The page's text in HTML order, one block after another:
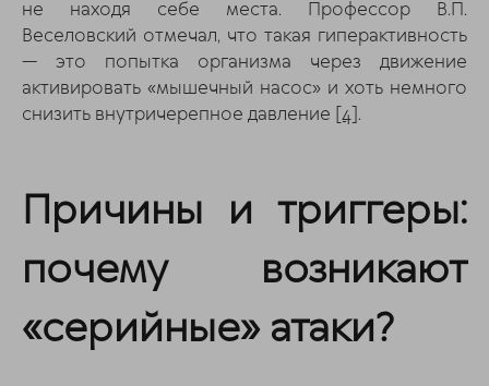
не находя себе места. Профессор В.П.
Веселовский отмечал, что такая гиперактивность
— это попытка организма через движение
активировать «мышечный насос» и хоть немного
снизить внутричерепное давление [4].
Причины и триггеры:
почему возникают
«серийные» атаки?